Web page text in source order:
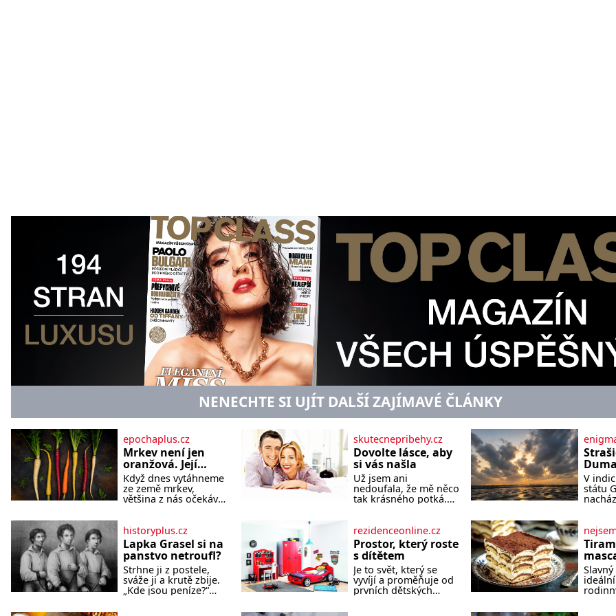
NENECHTE SI UJÍT DALŠÍ ZAJÍMAVÉ ČLÁNKY
epochaplus.cz
Mrkev není jen
oranžová. Její
neuvěřitelný
příběh začíná
fialovou barvou
Když dnes vytáhneme
ze země mrkev,
většina z nás očekává
historie je mrkev
všechno možné, jen
ne oranžová. Je
fialová, žlutá, bílá,
někdy dokonce téměř
černá. Až díky stovkám
let pečlivého šlechtění
skutecnepribehy.cz
Dovolte lásce, aby
si vás našla
Už jsem ani
nedoufala, že mě něco
tak krásného potká.
pohled. Poprvé jsem
se vdávala, když mi
bylo dvacet. Oba jsme
byli mladí a byl to tak
říkajíc sňatek z
rozumu. Rodiče nás
dali dohromady, Toník
písek
ze
zlo?
V
státu
tomu
písek
má
historyplus.cz
Lapka Grasel si na
panstvo netroufl?
Strhne ji z postele,
sváže ji a krutě zbije.
„Kde jsou peníze?“
rezidenceonline.cz
Prostor, který roste
s dítětem
Je to svět, který se
vyvíjí a proměňuje od
prvních dětských
Slavný
ideální